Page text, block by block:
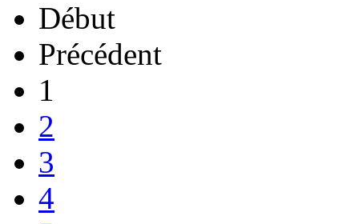
Début
Précédent
1
2
3
4